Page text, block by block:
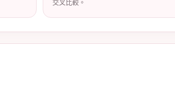
交叉比較。